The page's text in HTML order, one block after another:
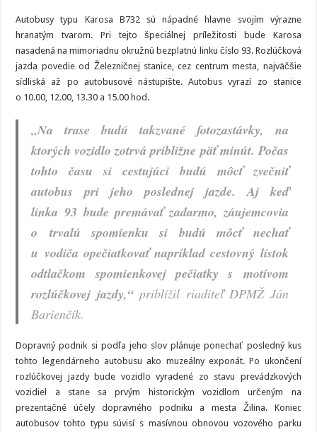
Autobusy typu Karosa B732 sú nápadné hlavne svojím výrazne
hranatým tvarom. Pri tejto špeciálnej príležitosti bude Karosa
nasadená na mimoriadnu okružnú bezplatnú linku číslo 93. Rozlúčková
jazda povedie od Železničnej stanice, cez centrum mesta, najväčšie
sídliská až po autobusové nástupište. Autobus vyrazí zo stanice
o 10.00, 12.00, 13.30 a 15.00 hod.
„Na trase budú takzvané fotozastávky, na
ktorých vozidlo zotrvá približne päť minút. Počas
tohto času si cestujúci budú môcť zvečniť
autobus pri jeho poslednej jazde. Aj keď
linka 93 bude premávať zadarmo, záujemcovia
o trvalú spomienku si budú môcť nechať
u vodiča opečiatkovať napríklad cestovný lístok
odtlačkom spomienkovej pečiatky s motívom
rozlúčkovej jazdy,“priblížil riaditeľ DPMŽ Ján
Barienčík.
Dopravný podnik si podľa jeho slov plánuje ponechať posledný kus
tohto legendárneho autobusu ako muzeálny exponát. Po ukončení
rozlúčkovej jazdy bude vozidlo vyradené zo stavu prevádzkových
vozidiel a stane sa prvým historickým vozidlom určeným na
prezentačné účely dopravného podniku a mesta Žilina. Koniec
autobusov tohto typu súvisí s masívnou obnovou vozového parku